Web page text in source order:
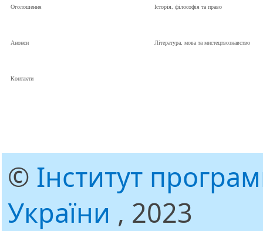
Оголошення
Анонси
Контакти
Історія, філософія та право
Література, мова та мистецтвознавство
© Інститут
України , 2023